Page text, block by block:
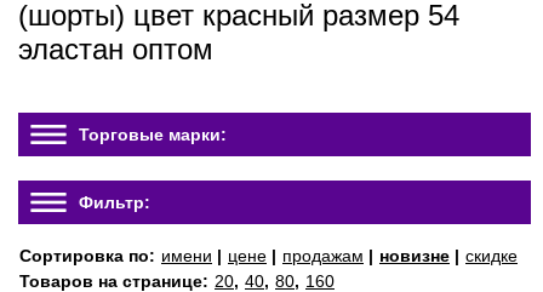
(шорты) цвет красный размер 54
эластан оптом
Торговые марки:
Фильтр:
Сортировка по: имени | цене | продажам | новизне | скидке
Товаров на странице: 20, 40, 80, 160